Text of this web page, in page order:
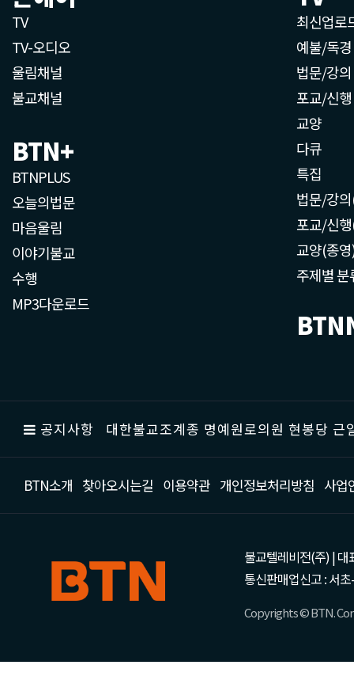
TV
TV-오디오
울림채널
불교채널
BTN+
BTNPLUS
오늘의법문
마음울림
이야기불교
수행
MP3다운로드
최신업로
예불/독경
법문/강의
포교/신행
교양
다큐
특집
법문/강
포교/신
교양(종
주제별 분
공지사항 대한불교조계종 명예원로의원 현봉당
BTN소개 찾아오시는길 이용약관 개인정보처리방침 사업
불교텔레비전(주) | 대
통신판매업신고 : 서
Copyrights © BTN.